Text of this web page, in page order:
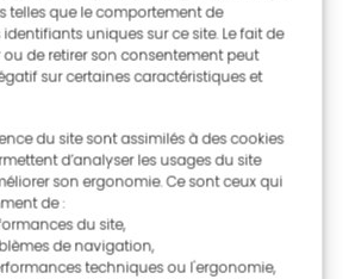
telles que le comportement de
uniques sur ce site. Le fait de
ou de retirer son consentement peut
sur certaines caractéristiques et
du site sont assimilés à des cookies
d’analyser les usages du site
son ergonomie. Ce sont ceux qui
de :
du site,
de navigation,
techniques ou l'ergonomie,
sa feuille de route